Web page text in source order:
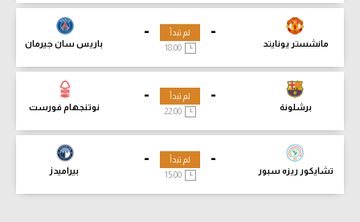
-
مانشستر يونايتد
-
باريس سان جيرمان
لم تبدأ
18:00
-
برشلونة
-
نوتنجهام فورست
لم تبدأ
-
تشايكور ريزه سبور
-
بيراميدز
لم تبدأ
15:00